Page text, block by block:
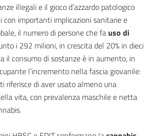
illegali e il gioco d’azzardo patologico
con importanti implicazioni sanitarie e
il numero di persone che fa uso di
i 292 milioni, in crescita del 20% in dieci
il consumo di sostanze è in aumento, in
l’incremento nella fascia giovanile:
riferisce di aver usato almeno una
vita, con prevalenza maschile e netta